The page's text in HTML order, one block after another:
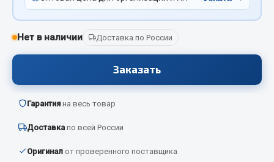
Весь раздел
Автозвук
Автокаталоги
Аксессуары автомобильные
Брызговики
Нет в наличии Доставка по России
Заказать
Гарантия на весь товар
Доставка по всей России
Оригинал от проверенного поставщика